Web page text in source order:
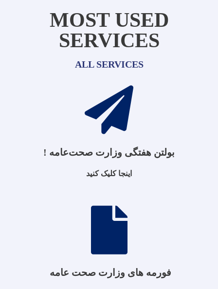
MOST USED
SERVICES
ALL SERVICES
بولتن هفتگی وزارت صحت‌عامه !
اینجا کلیک کنید
فورمه های وزارت صحت عامه